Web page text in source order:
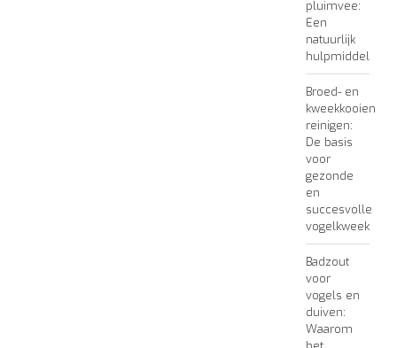
pluimvee:
Een
natuurlijk
hulpmiddel
Broed- en
kweekkooien
reinigen:
De basis
voor
gezonde
en
succesvolle
vogelkweek
Badzout
voor
vogels en
duiven:
Waarom